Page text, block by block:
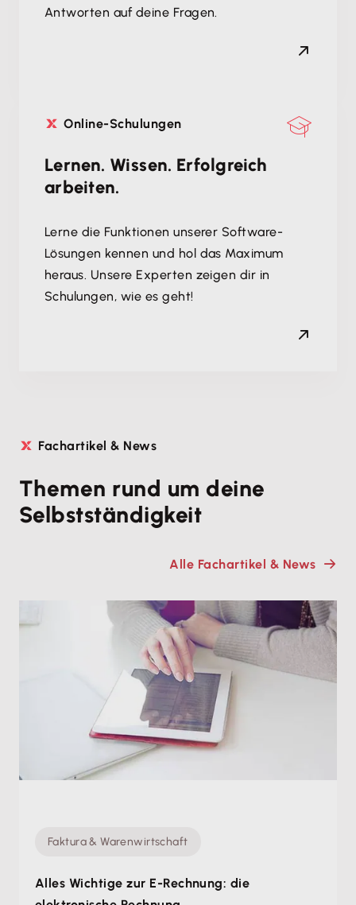
Antworten auf deine Fragen.
Online-Schulungen
Lernen. Wissen. Erfolgreich
arbeiten.
Lerne die Funktionen unserer Software-
Lösungen kennen und hol das Maximum
heraus. Unsere Experten zeigen dir in
Schulungen, wie es geht!
Fachartikel & News
Themen rund um deine
Selbstständigkeit
Alle Fachartikel & News
Faktura & Warenwirtschaft
Alles Wichtige zur E-Rechnung: die